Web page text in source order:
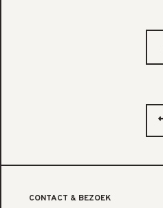
CONTACT & BEZOEK